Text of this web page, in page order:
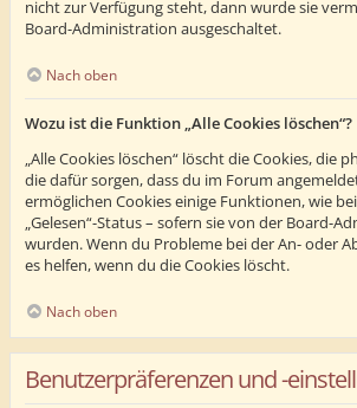
nicht zur Verfügung steht, dann wurde sie
Board-Administration ausgeschaltet.
Nach oben
Wozu ist die Funktion „Alle Cookies löschen“?
„Alle Cookies löschen“ löscht die Cookies, die
die dafür sorgen, dass du im Forum
ermöglichen Cookies einige Funktionen, wie
„Gelesen“-Status – sofern sie von der Board-
wurden. Wenn du Probleme bei der An- oder
es helfen, wenn du die Cookies löscht.
Nach oben
Benutzerpräferenzen und -